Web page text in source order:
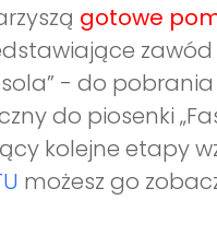
gotowe
- do pobrania
do piosenki
kolejne etapy
możesz go